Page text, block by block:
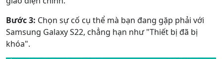
Bước 3: Chọn sự cố cụ thể mà bạn đang gặp phải với
Samsung Galaxy S22, chẳng hạn như "Thiết bị đã bị
khóa".